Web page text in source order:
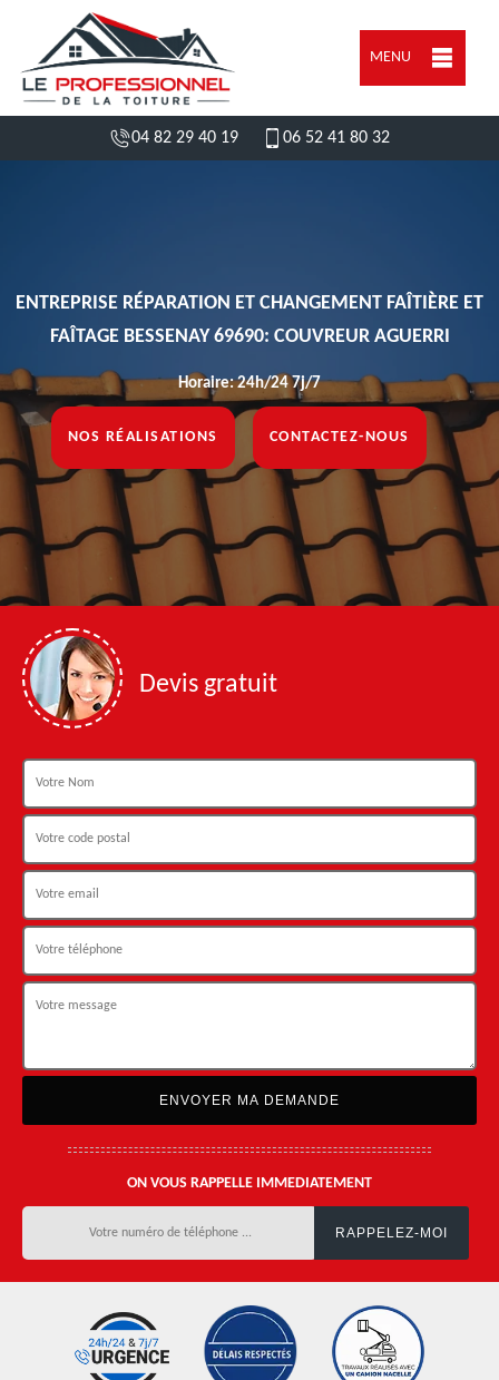
MENU
04 82 29 40 19 06 52 41 80 32
ENTREPRISE RÉPARATION ET CHANGEMENT FAÎTIÈRE ET
FAÎTAGE BESSENAY 69690: COUVREUR AGUERRI
Horaire: 24h/24 7j/7
NOS RÉALISATIONS CONTACTEZ-NOUS
Devis gratuit
ON VOUS RAPPELLE IMMEDIATEMENT